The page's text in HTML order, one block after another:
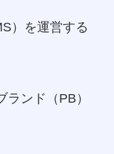
）を運営する
ンド（PB）